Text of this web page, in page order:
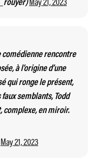
comédienne rencontre
à l’origine d’une
qui ronge le présent,
semblants, Todd
complexe, en miroir.
May 21, 2023